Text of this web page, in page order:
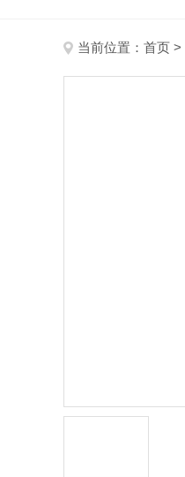
当前位置： 首页 >